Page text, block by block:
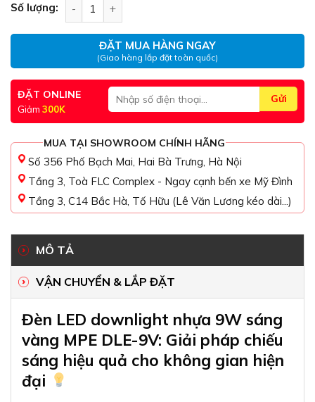
Số lượng:
ĐẶT MUA HÀNG NGAY
(Giao hàng lắp đặt toàn quốc)
ĐẶT ONLINE
Giảm 300K
MUA TẠI SHOWROOM CHÍNH HÃNG
Số 356 Phố Bạch Mai, Hai Bà Trưng, Hà Nội
Tầng 3, Toà FLC Complex - Ngay cạnh bến xe Mỹ Đình
Tầng 3, C14 Bắc Hà, Tố Hữu (Lê Văn Lương kéo dài...)
MÔ TẢ
VẬN CHUYỂN & LẮP ĐẶT
Đèn LED downlight nhựa 9W sáng
vàng MPE DLE-9V: Giải pháp chiếu
sáng hiệu quả cho không gian hiện
đại